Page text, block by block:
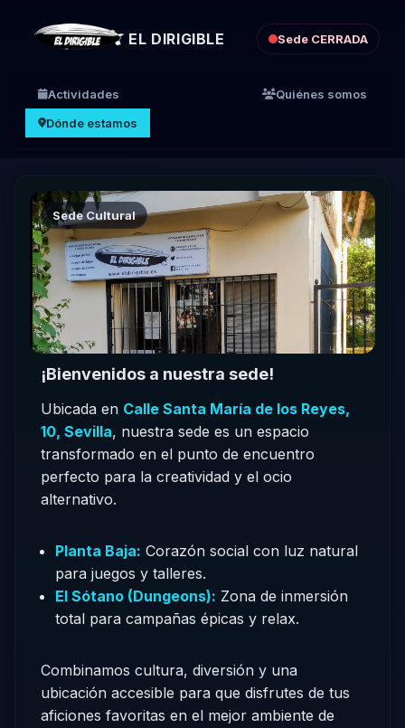
EL DIRIGIBLE Sede CERRADA
Actividades
Quiénes somos
Dónde estamos
Sede Cultural
¡Bienvenidos a nuestra sede!
Ubicada en Calle Santa María de los Reyes,
10, Sevilla, nuestra sede es un espacio
transformado en el punto de encuentro
perfecto para la creatividad y el ocio
alternativo.
Planta Baja: Corazón social con luz natural
para juegos y talleres.
El Sótano (Dungeons): Zona de inmersión
total para campañas épicas y relax.
Combinamos cultura, diversión y una
ubicación accesible para que disfrutes de tus
aficiones favoritas en el mejor ambiente de